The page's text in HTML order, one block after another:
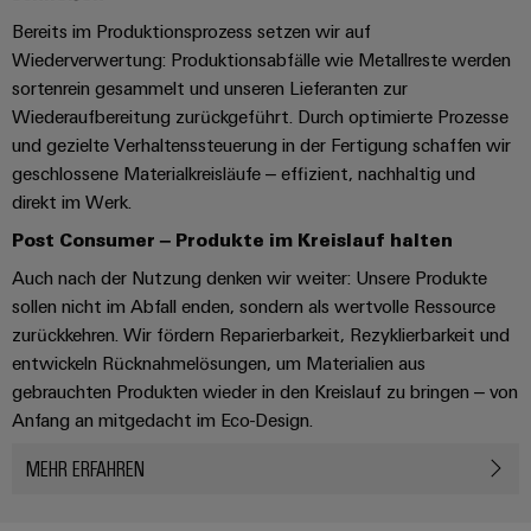
für
Geräte
Konventionelle
Energieerzeugung
Zukunftssicherheit
für
bewährte
Energieerzeugung
Maschinenbau
Lösungen
für
Segmente
der
Maschinen
Fabrikautomation
Systeme
und
Lösungen
Dezentrale
Automatisierung
Energiemanagement-
Lösungen
IIoT
&
Automation
Software
Analytics
Elektronikgehäuse
Blitz-
und
Überspannungsschutz
PV
Generatoranschlusskasten
Feldbusverteiler
Automatisierung
&
Software
Steuerungen
Technischer
Support
Umweltbezogene
Produktkonformität
Engineering
Daten
Technische
Produktkataloge
Reparatur
und
Ersatzteile
und
Fachpressemeldungen
Pressekontakt
Unsere
IIoT
and
Automation
Partner
Netzwerk
and
Offene
Ausbildungs-
und
Studienplätze
Veranstaltungen
Aktuelle
Termine
Workshops
für
Schulklassen
Bereits im Produktionsprozess setzen wir auf
Wiederverwertung: Produktionsabfälle wie Metallreste werden
sortenrein gesammelt und unseren Lieferanten zur
Wiederaufbereitung zurückgeführt. Durch optimierte Prozesse
und gezielte Verhaltenssteuerung in der Fertigung schaffen wir
geschlossene Materialkreisläufe – effizient, nachhaltig und
direkt im Werk.
Post Consumer – Produkte im Kreislauf halten
Auch nach der Nutzung denken wir weiter: Unsere Produkte
sollen nicht im Abfall enden, sondern als wertvolle Ressource
zurückkehren. Wir fördern Reparierbarkeit, Rezyklierbarkeit und
entwickeln Rücknahmelösungen, um Materialien aus
gebrauchten Produkten wieder in den Kreislauf zu bringen – von
Anfang an mitgedacht im Eco-Design.
MEHR ERFAHREN